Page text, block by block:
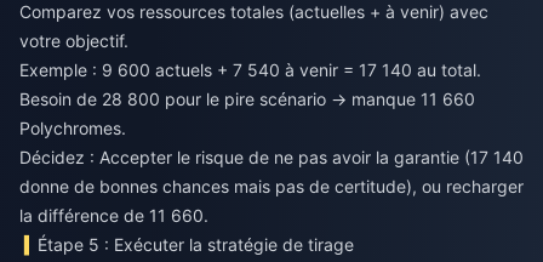
Comparez vos ressources totales (actuelles + à venir) avec
votre objectif.
Exemple : 9 600 actuels + 7 540 à venir = 17 140 au total.
Besoin de 28 800 pour le pire scénario → manque 11 660
Polychromes.
Décidez : Accepter le risque de ne pas avoir la garantie (17 140
donne de bonnes chances mais pas de certitude), ou recharger
la différence de 11 660.
Étape 5 : Exécuter la stratégie de tirage